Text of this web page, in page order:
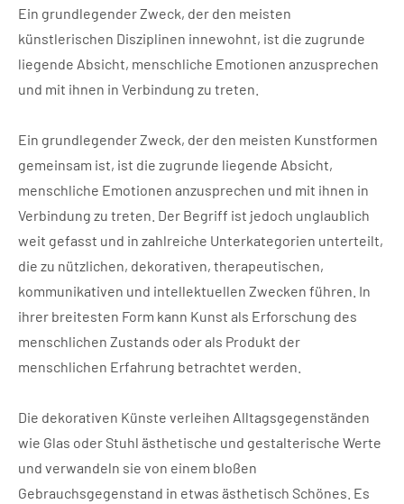
Ein grundlegender Zweck, der den meisten
künstlerischen Disziplinen innewohnt, ist die zugrunde
liegende Absicht, menschliche Emotionen anzusprechen
und mit ihnen in Verbindung zu treten.
Ein grundlegender Zweck, der den meisten Kunstformen
gemeinsam ist, ist die zugrunde liegende Absicht,
menschliche Emotionen anzusprechen und mit ihnen in
Verbindung zu treten. Der Begriff ist jedoch unglaublich
weit gefasst und in zahlreiche Unterkategorien unterteilt,
die zu nützlichen, dekorativen, therapeutischen,
kommunikativen und intellektuellen Zwecken führen. In
ihrer breitesten Form kann Kunst als Erforschung des
menschlichen Zustands oder als Produkt der
menschlichen Erfahrung betrachtet werden.
Die dekorativen Künste verleihen Alltagsgegenständen
wie Glas oder Stuhl ästhetische und gestalterische Werte
und verwandeln sie von einem bloßen
Gebrauchsgegenstand in etwas ästhetisch Schönes. Es